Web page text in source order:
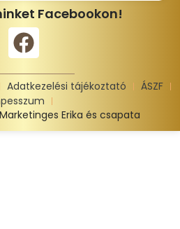
Facebookon!
Adatkezelési tájékoztató
ÁSZF
Marketinges Erika és csapata